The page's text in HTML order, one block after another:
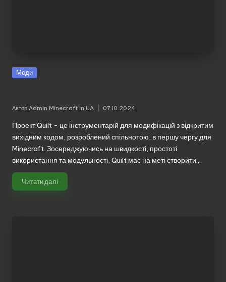
Моди
Опубліковано
Автор Admin Minecraft in UA 07.10.2024
Проект Quilt - це інструментарій для модифікацій з відкритим
вихідним кодом, розроблений спільнотою, в першу чергу для
Minecraft. Зосереджуючись на швидкості, простоті
використання та модульності, Quilt має на меті створити…
Читати далі